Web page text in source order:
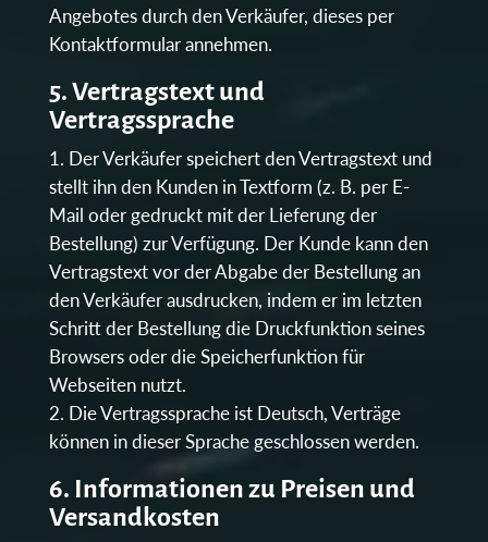
Angebotes durch den Verkäufer, dieses per
Kontaktformular annehmen.
5. Vertragstext und
Vertragssprache
Der Verkäufer speichert den Vertragstext und
stellt ihn den Kunden in Textform (z. B. per E-
Mail oder gedruckt mit der Lieferung der
Bestellung) zur Verfügung. Der Kunde kann den
Vertragstext vor der Abgabe der Bestellung an
den Verkäufer ausdrucken, indem er im letzten
Schritt der Bestellung die Druckfunktion seines
Browsers oder die Speicherfunktion für
Webseiten nutzt.
Die Vertragssprache ist Deutsch, Verträge
können in dieser Sprache geschlossen werden.
6. Informationen zu Preisen und
Versandkosten